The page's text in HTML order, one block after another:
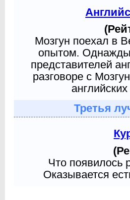
Мозгун поехал в
опытом. Однажды
представителей
разговоре с
Третья
Что появилось
Оказывается